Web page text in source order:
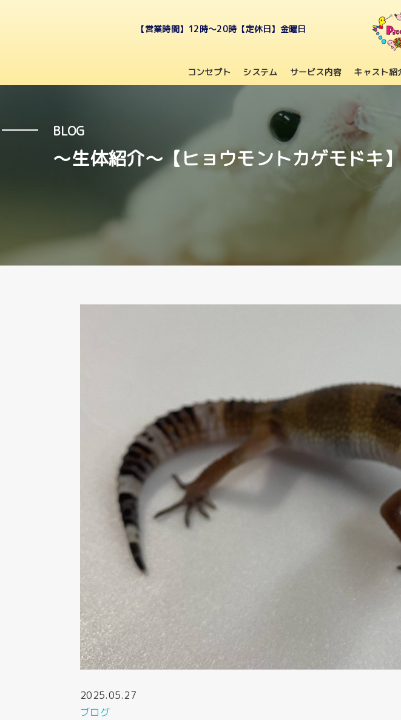
【営業時間】12時～20時【定休日】金曜日
コンセプト システム サービス内容 キャスト紹
〜生体紹介〜【ヒョウモントカゲモドキ
BLOG
2025.05.27
ブログ